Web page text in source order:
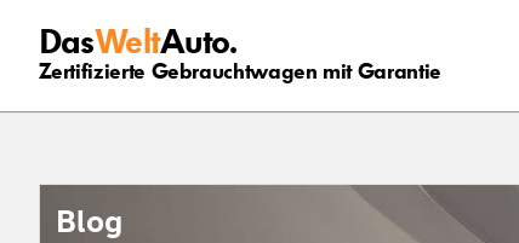
DasWeltAuto.
Zertifizierte Gebrauchtwagen mit Garantie
Blog